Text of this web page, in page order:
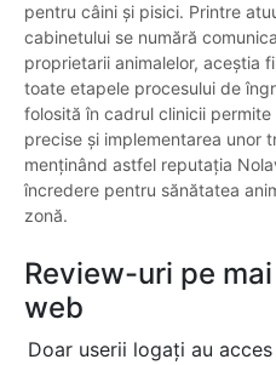
pentru câini și pisici. Printre
cabinetului se numără
proprietarii animalelor, aceștia
toate etapele procesului de
folosită în cadrul clinicii
precise și implementarea unor
menținând astfel reputația
încredere pentru sănătatea
zonă.
Review-uri pe
web
Doar userii logați au